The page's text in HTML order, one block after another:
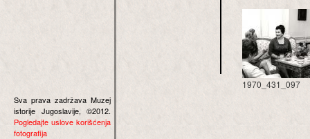
Sva prava zadržava Muzej
istorije Jugoslavije, ©2012.
Pogledajte uslove korišćenja
fotografija
1970_431_097